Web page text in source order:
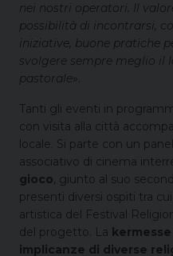
nei nostri operatori. Il
possibilità di incontrarsi,
iniziative, buone pratiche
svolgere sempre meglio il
pastorale
Tanti gli eventi in
con visita alla città
locale. Si parte con un
associativo di cinema
gioco, giunto al suo
presenti diversi ospiti tra cui
artistica del Festival
del progetto. La
implicanze di diverse